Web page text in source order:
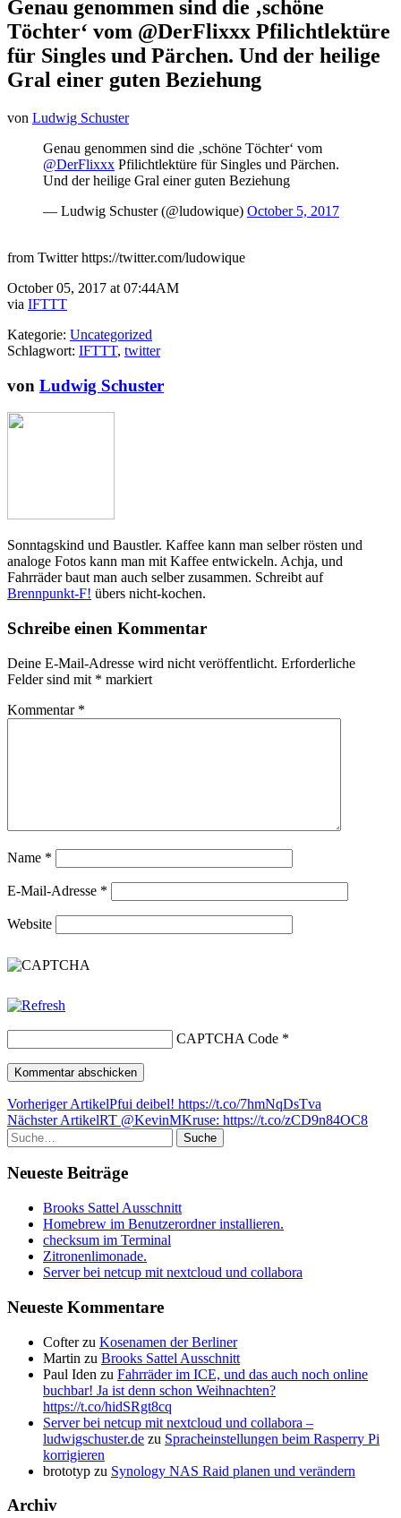
Genau genommen sind die ‚schöne
Töchter‘ vom @DerFlixxx Pfilichtlektüre
für Singles und Pärchen. Und der heilige
Gral einer guten Beziehung
von Ludwig Schuster
Genau genommen sind die ‚schöne Töchter‘ vom
@DerFlixxx Pfilichtlektüre für Singles und Pärchen.
Und der heilige Gral einer guten Beziehung
— Ludwig Schuster (@ludowique) October 5, 2017
from Twitter https://twitter.com/ludowique
October 05, 2017 at 07:44AM
via IFTTT
Kategorie: Uncategorized
Schlagwort: IFTTT, twitter
von Ludwig Schuster
Sonntagskind und Baustler. Kaffee kann man selber rösten und
analoge Fotos kann man mit Kaffee entwickeln. Achja, und
Fahrräder baut man auch selber zusammen. Schreibt auf
Brennpunkt-F! übers nicht-kochen.
Schreibe einen Kommentar
Deine E-Mail-Adresse wird nicht veröffentlicht. Erforderliche
Felder sind mit * markiert
Kommentar *
Name *
E-Mail-Adresse *
Website
CAPTCHA Code *
Vorheriger ArtikelPfui deibel! https://t.co/7hmNqDsTva
Nächster ArtikelRT @KevinMKruse: https://t.co/zCD9n84OC8
Suche
Neueste Beiträge
Brooks Sattel Ausschnitt
Homebrew im Benutzerordner installieren.
checksum im Terminal
Zitronenlimonade.
Server bei netcup mit nextcloud und collabora
Neueste Kommentare
Cofterzu Kosenamen der Berliner
Martin zu Brooks Sattel Ausschnitt
Paul Iden zu Fahrräder im ICE, und das auch noch online
buchbar! Ja ist denn schon Weihnachten?
https://t.co/hidSRgt8cq
Server bei netcup mit nextcloud und collabora –
ludwigschuster.de zu Spracheinstellungen beim Rasperry Pi
korrigieren
brototyp zu Synology NAS Raid planen und verändern
Archiv